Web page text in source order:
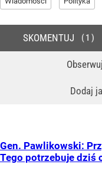
Dodaj
SKOMENTUJ 1
Gen. Pawlikowski:
Tego potrzebuje dziś